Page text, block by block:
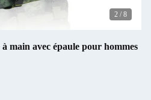
2 / 8
main avec épaule pour hommes